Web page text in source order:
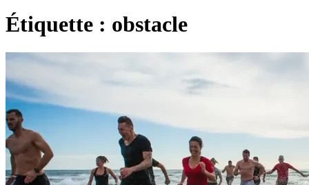
Étiquette : obstacle